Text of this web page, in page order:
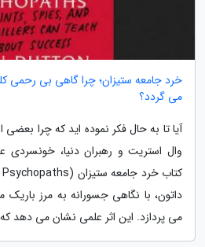
خرد جامعه ستیزان؛ چرا گاهی بی رحمی
می گردد؟
آیا تا به حال فکر نموده اید که چرا بعضی
وال استریت و رهبران دنیا، خونسردی
داتون، با نگاهی جسورانه به مرز
می پردازد. این اثر علمی نشان می دهد